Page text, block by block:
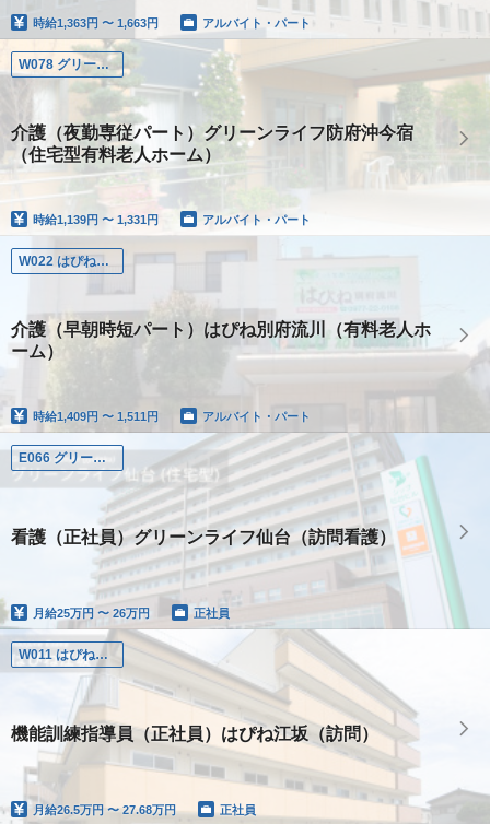
時給1,363円 〜 1,663円 アルバイト・パート
W078 グリーンライフ防府沖今宿
介護（夜勤専従パート）グリーンライフ防府沖今宿
（住宅型有料老人ホーム）
時給1,139円 〜 1,331円 アルバイト・パート
W022 はぴね別府流川
介護（早朝時短パート）はぴね別府流川（有料老人ホ
ーム）
時給1,409円 〜 1,511円 アルバイト・パート
E066 グリーンライフ仙台訪問看護ステーション
看護（正社員）グリーンライフ仙台（訪問看護）
月給25万円 〜 26万円 正社員
W011 はぴね江坂
機能訓練指導員（正社員）はぴね江坂（訪問）
月給26.5万円 〜 27.68万円 正社員